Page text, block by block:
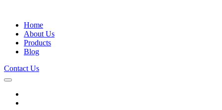
Home
About Us
Products
Blog
Contact Us